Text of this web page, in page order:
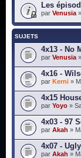
Les
par Venusia
SUJETS
4x13 - No
par Venusia
4x16 -
par Kerni »
4x15
par Yoyo »
4x03 - 97
par Akah »
4x07 -
par Akah »